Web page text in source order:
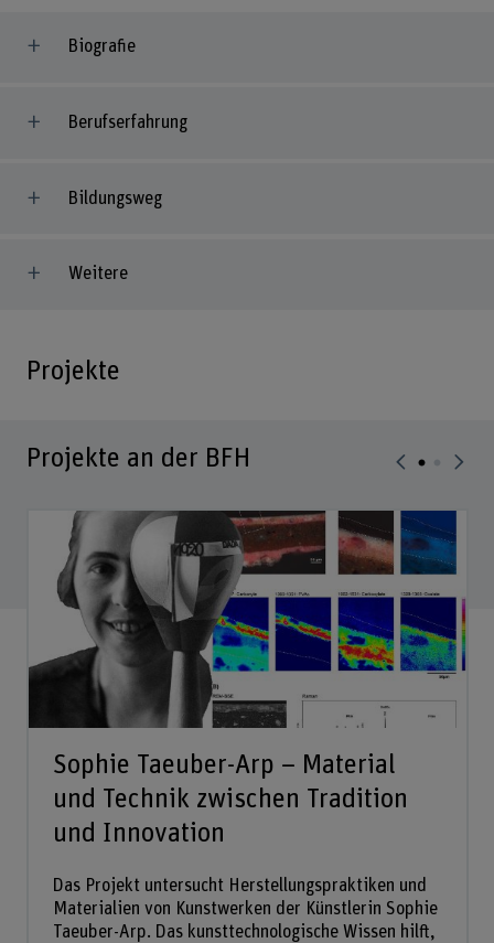
Biografie
Berufserfahrung
Bildungsweg
Weitere
Projekte
Projekte an der BFH
Sophie Taeuber-Arp – Material
und Technik zwischen Tradition
und Innovation
Das Projekt untersucht Herstellungspraktiken und
Materialien von Kunstwerken der Künstlerin Sophie
Taeuber-Arp. Das kunsttechnologische Wissen hilft,